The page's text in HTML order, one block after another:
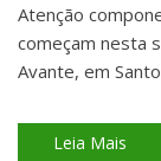
Atenção
começam nesta
Avante, em Santo
Leia Mais